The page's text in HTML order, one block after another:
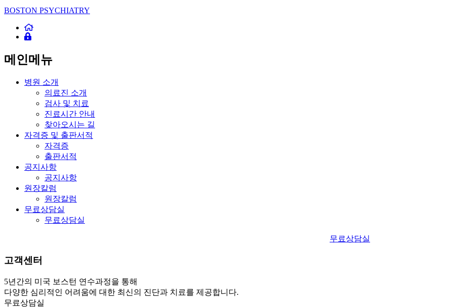
BOSTON PSYCHIATRY
메인메뉴
병원 소개
의료진 소개
검사 및 치료
진료시간 안내
찾아오시는 길
자격증 및 출판서적
자격증
출판서적
공지사항
공지사항
원장칼럼
원장칼럼
무료상담실
무료상담실
무료상담실
고객센터
5년간의 미국 보스턴 연수과정을 통해
다양한 심리적인 어려움에 대한 최신의 진단과 치료를 제공합니다.
무료상담실